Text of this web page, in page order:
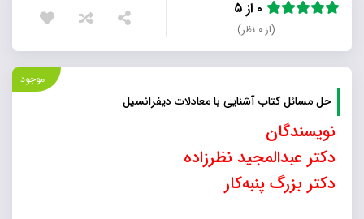
(از ۰ نظر)
موجود
حل مسائل کتاب آشنایی با معادلات دیفرانسیل
نویسندگان
دکتر عبدالمجید نظرزاده
دکتر بزرگ پنبه‌کار